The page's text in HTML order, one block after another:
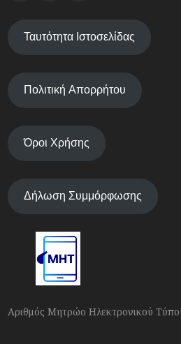
Ταυτότητα Ιστοσελίδας
Πολιτική Απορρήτου
Όροι Χρήσης
Δήλωση Συμμόρφωσης
Αριθμός Μητρώο Ηλεκτρονικού